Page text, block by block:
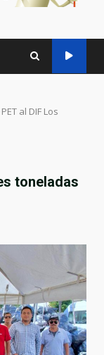
al DIF Los
toneladas